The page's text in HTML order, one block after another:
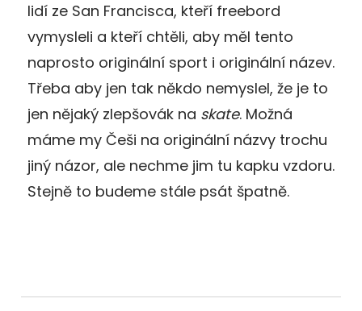
lidí ze San Francisca, kteří freebord
vymysleli a kteří chtěli, aby měl tento
naprosto originální sport i originální název.
Třeba aby jen tak někdo nemyslel, že je to
jen nějaký zlepšovák na skate. Možná
máme my Češi na originální názvy trochu
jiný názor, ale nechme jim tu kapku vzdoru.
Stejně to budeme stále psát špatně.